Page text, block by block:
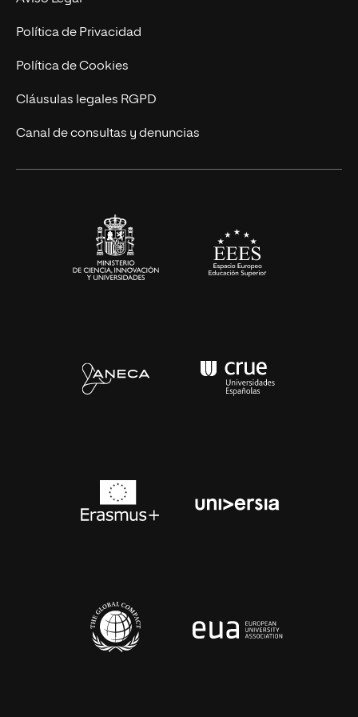
Marketing y Comunicación
Ingeniería
Diseño
Ciencias de la Salud
Política de Privacidad
Política de Cookies
Cláusulas legales RGPD
Canal de consultas y denuncias